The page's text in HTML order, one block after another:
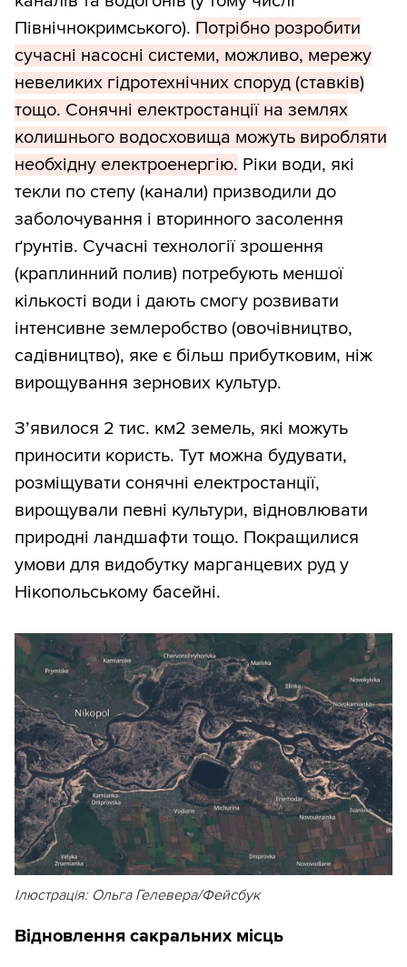
Північнокримського). Потрібно розробити
сучасні насосні системи, можливо, мережу
невеликих гідротехнічних споруд (ставків)
тощо. Сонячні електростанції на землях
колишнього водосховища можуть виробляти
необхідну електроенергію. Ріки води, які
текли по степу (канали) призводили до
заболочування і вторинного засолення
ґрунтів. Сучасні технології зрошення
(краплинний полив) потребують меншої
кількості води і дають смогу розвивати
інтенсивне землеробство (овочівництво,
садівництво), яке є більш прибутковим, ніж
вирощування зернових культур.
З’явилося 2 тис. км2 земель, які можуть
приносити користь. Тут можна будувати,
розміщувати сонячні електростанції,
вирощували певні культури, відновлювати
природні ландшафти тощо. Покращилися
умови для видобутку марганцевих руд у
Нікопольському басейні.
Ілюстрація: Ольга Гелевера/Фейсбук
Відновлення сакральних місць